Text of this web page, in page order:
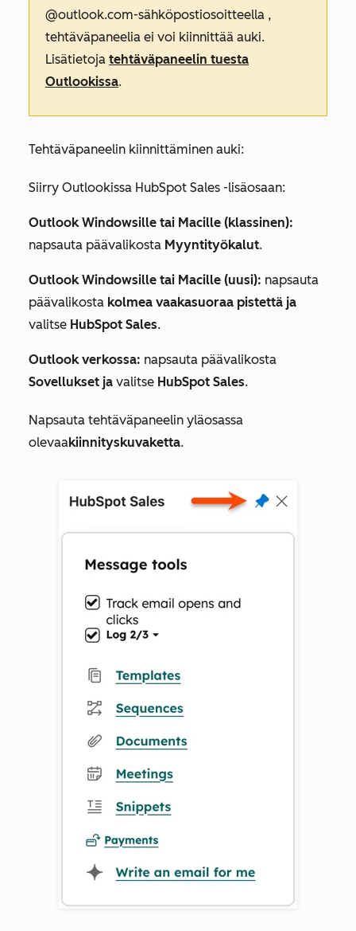
@outlook.com-sähköpostiosoitteella ,
tehtäväpaneelia ei voi kiinnittää auki.
Lisätietoja tehtäväpaneelin tuesta
Outlookissa.
Tehtäväpaneelin kiinnittäminen auki:
Siirry Outlookissa HubSpot Sales -lisäosaan:
Outlook Windowsille tai Macille (klassinen):
napsauta päävalikosta Myyntityökalut.
Outlook Windowsille tai Macille (uusi): napsauta
päävalikosta kolmea vaakasuoraa pistettä ja
valitse HubSpot Sales.
Outlook verkossa: napsauta päävalikosta
Sovellukset ja valitse HubSpot Sales.
Napsauta tehtäväpaneelin yläosassa
olevaakiinnityskuvaketta.